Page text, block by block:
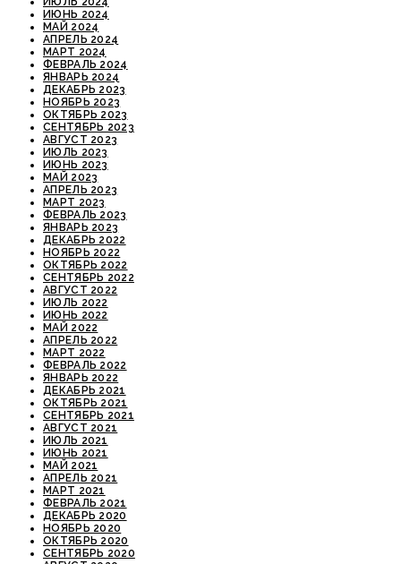
ИЮНЬ 2024
МАЙ 2024
АПРЕЛЬ 2024
МАРТ 2024
ФЕВРАЛЬ 2024
ЯНВАРЬ 2024
ДЕКАБРЬ 2023
НОЯБРЬ 2023
ОКТЯБРЬ 2023
СЕНТЯБРЬ 2023
АВГУСТ 2023
ИЮЛЬ 2023
ИЮНЬ 2023
МАЙ 2023
АПРЕЛЬ 2023
МАРТ 2023
ФЕВРАЛЬ 2023
ЯНВАРЬ 2023
ДЕКАБРЬ 2022
НОЯБРЬ 2022
ОКТЯБРЬ 2022
СЕНТЯБРЬ 2022
АВГУСТ 2022
ИЮЛЬ 2022
ИЮНЬ 2022
МАЙ 2022
АПРЕЛЬ 2022
МАРТ 2022
ФЕВРАЛЬ 2022
ЯНВАРЬ 2022
ДЕКАБРЬ 2021
ОКТЯБРЬ 2021
СЕНТЯБРЬ 2021
АВГУСТ 2021
ИЮЛЬ 2021
ИЮНЬ 2021
МАЙ 2021
АПРЕЛЬ 2021
МАРТ 2021
ФЕВРАЛЬ 2021
ДЕКАБРЬ 2020
НОЯБРЬ 2020
ОКТЯБРЬ 2020
СЕНТЯБРЬ 2020